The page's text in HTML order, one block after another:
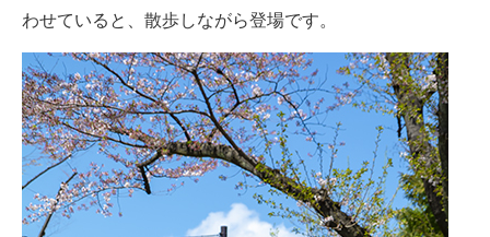
エレクトロニクス専門サイト
電子設計の基本と応用
エネルギーの専門メディア
建設×テクノロジーの最前線
ちょっと気になるネットの話題
わせていると、散歩しながら登場です。